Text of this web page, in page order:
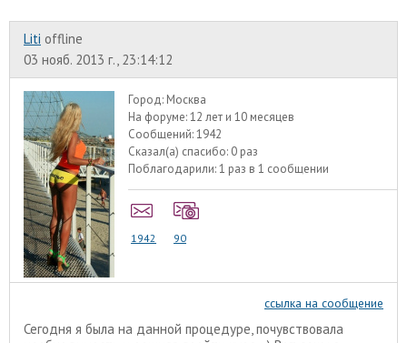
Liti offline
03 нояб. 2013 г., 23:14:12
Город: Москва
На форуме:12 лет и 10 месяцев
Сообщений:1942
Сказал(а) спасибо: 0 раз
Поблагодарили:1 раз в 1 сообщении
1942 90
ссылка на сообщение
Сегодня я была на данной процедуре, почувствовала